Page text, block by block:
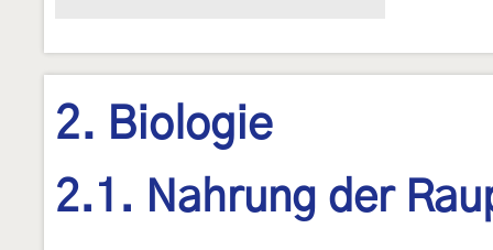
2. Biologie
2.1. Nahrung der